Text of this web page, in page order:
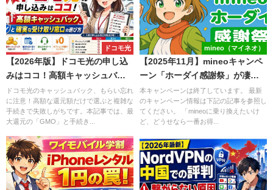
ドコモ光
【2026年版】ドコモ光の申し込
みはココ！高額キャッシュバッ
クと確実な受け取り窓口の選び
方
ドコモ光のキャッシュバック、もらい忘れ
に注意！高額な還元額だけで選ぶと複雑な
手続きで失敗しがちです。本記事では、最
大還元の「GMO」と手続き...
mineo（マイネオ）
【2025年11月】mineoキャンペ
ーン「ホーダイ感謝祭」が凄
い！6ヶ月割引＆3Mbps使い放題
本キャンペーンは終了しています。 最新
のキャンペーン情報は下記の記事を参照し
てください。 「mineoに乗り換えたいけ
ど、どうせなら一番お得...